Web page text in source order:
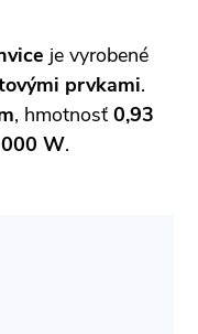
je vyrobené
prvkami.
, hmotnosť 0,93
W.